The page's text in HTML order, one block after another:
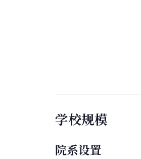
学校规模
院系设置